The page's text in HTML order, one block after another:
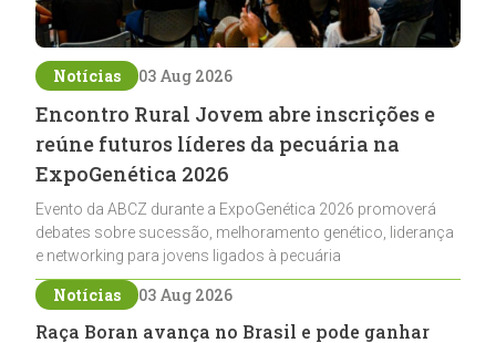
Notícias 03 Aug 2026
Encontro Rural Jovem abre inscrições e
reúne futuros líderes da pecuária na
ExpoGenética 2026
Evento da ABCZ durante a ExpoGenética 2026 promoverá
debates sobre sucessão, melhoramento genético, liderança
e networking para jovens ligados à pecuária
Notícias 03 Aug 2026
Raça Boran avança no Brasil e pode ganhar